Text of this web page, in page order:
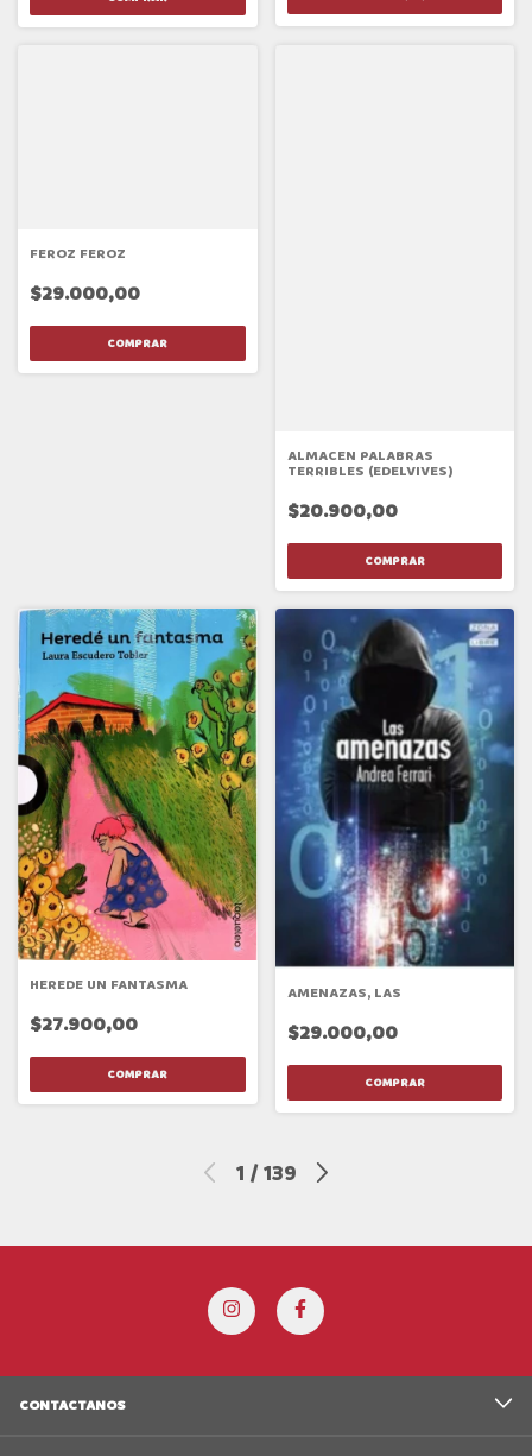
FEROZ FEROZ
$29.000,00
ALMACEN PALABRAS
TERRIBLES (EDELVIVES)
$20.900,00
HEREDE UN FANTASMA
$27.900,00
AMENAZAS, LAS
$29.000,00
1 / 139
CONTACTANOS